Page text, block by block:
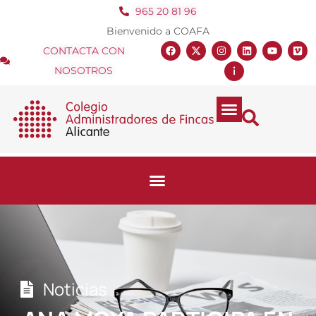
965 20 81 96
Bienvenido a COAFA
CONTACTA CON
NOSOTROS
Noticias